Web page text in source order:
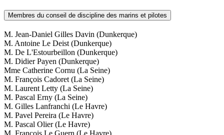
Membres du conseil de discipline des marins et pilotes
M. Jean-Daniel Gilles Davin (Dunkerque)
M. Antoine Le Deist (Dunkerque)
M. De L'Estourbeillon (Dunkerque)
M. Didier Payen (Dunkerque)
Mme Catherine Cornu (La Seine)
M. François Cadoret (La Seine)
M. Laurent Letty (La Seine)
M. Pascal Erny (La Seine)
M. Gilles Lanfranchi (Le Havre)
M. Pavel Pereira (Le Havre)
M. Pascal Olier (Le Havre)
M. François Le Guern (Le Havre)